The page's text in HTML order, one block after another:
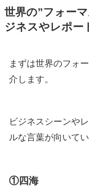
世界の”フォー
ジネスやレポー
まずは世界のフォ
介します。
ビジネスシーンや
ルな言葉が向いてい
①四海